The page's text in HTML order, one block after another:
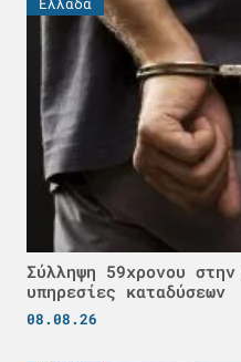
Σύλληψη 59χρονου
υπηρεσίες καταδύσεων
08.08.26